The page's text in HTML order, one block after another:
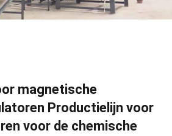
magnetische
Productielijn voor
voor de chemische